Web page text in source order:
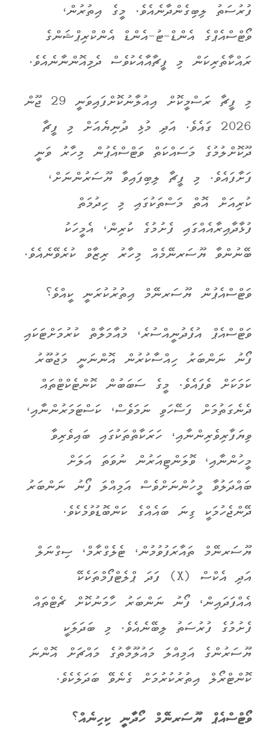
ފުރުސަތު ލިބިގެންދާނެއެވެ. މީގެ އިތުރުން،
ވޯޓްސްއެޕްގެ އެންޑް-ޓު-އެންޑް އެންކްރިޕްޝަންގެ
ރައްކާތެރިކަން މި ފީޗާއާއެކުވެސް ދެމިއޮންނާނެއެވެ.
މި ފީޗާ ރަސްމީކޮށް އިއުލާނުކޮށްފައިވަނީ 29 ޖޫން
2026 ގައެވެ. އަދި މުޅި ދުނިޔެއަށް މި ފީޗާ
ދޫކޮށްލުމުގެ މަސައްކަތް ވަޓްސްއެޕުން މިހާރު ވަނީ
ފަށާފައެވެ. މި ފީޗާ ލިބިފައިވާ ޔޫސަރުންނަށް،
ކުރިއަށް އޮތް މަސްތަކުގައި މި ހިދުމަތް
ފުޅާދާއިރާއެއްގައި ފެށުމުގެ ކުރިން، އެމީހަކު
ބޭނުންވާ ޔޫސަރނޭމެއް މިހާރު ރިޒާވް ކުރެވޭނެއެވެ.
ވަޓްސްއެޕުން ޔޫސަރނޭމް އިތުރުކުރަނީ ކީއްވެ؟
ވަޓްސްއެޕް އުފެދުނީއްސުރެ، މުއާމަލާތް ކުރުމަށްޓަކައި
ފޯނު ނަންބަރު ހިއްސާކުރުން އޮންނަނީ މަޖުބޫރު
ކަމަކަށް ވެފައެވެ. މީގެ ސަބަބުން ކޮންޓެކްޓްތައް
ދެނެގަތުމަށް ފަސޭހަވި ނަމަވެސް، ކަސްޓަމަރުންނާއި،
ވިޔަފާރިވެރިންނާއި، ހަރަކާތްތަކުގައި ބައިވެރިވާ
މީހުންނާއި، ވޮލަންޓިއަރުން ނުވަތަ އަލަށް
ބައްދަލުވާ މީހުންނަށްވެސް އަމިއްލަ ފޯނު ނަންބަރު
ދޭންޖެހުމަކީ ގިނަ ބައެއްގެ ކަންބޮޑުވުމެކެވެ.
ޔޫސަރނޭމް ތައާރަފުވުމުން، ޓެލެގްރާމް، ސިގްނަލް
އަދި އެކްސް (X) ފަދަ ޕްލެޓްފޯމްތަކެކޭ
އެއްފަދައިން، ފޯނު ނަންބަރު ހާމަނުކޮށް ޗެޓްތައް
ފެށުމުގެ ފުރުސަތު ލިބޭނެއެވެ. މި ބަދަލަކީ
ޔޫސަރުންގެ އަމިއްލަ މައުލޫމާތުގެ މައްޗަށް އޮންނަ
ކޮންޓްރޯލް އިތުރުކުރުމަށް ގެނެވޭ ބަދަލެކެވެ.
ވޯޓްސްއެޕް ޔޫސަރނޭމް ހޯދާނީ ކިހިނެއް؟